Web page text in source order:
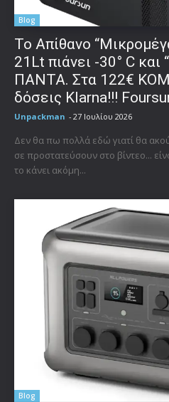
Blog
Το Απίθανο
21Lt πιάνει -30° C και
ΠΑΝΤΑ. Στα 122€
δόσεις Klarna!!!
Unpackman - 27 Ιουλίου 2026
Δεν θα πω πολλά εδώ γιατί θα
σε προστατεύσουν στο βίντεο...
το κάνει ακόμη...
Blog